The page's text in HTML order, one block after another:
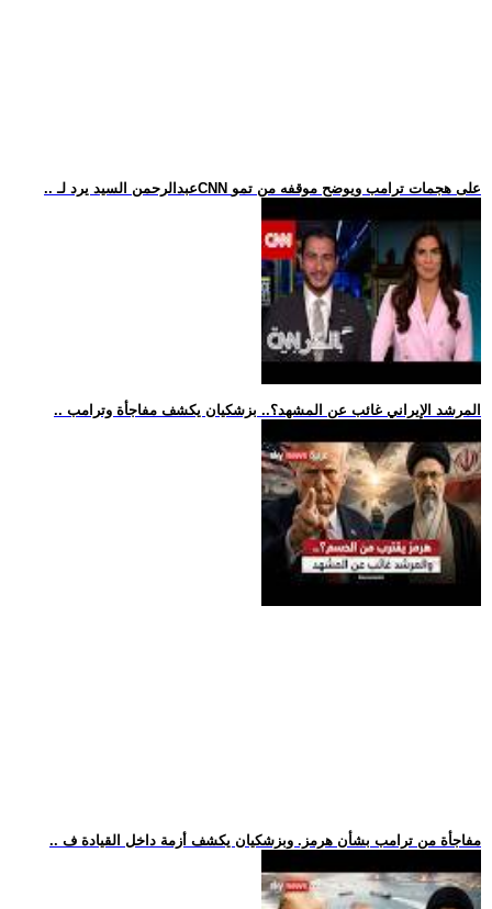
.. عبدالرحمن السيد يرد لـCNN على هجمات ترامب ويوضح موقفه من تمو
.. المرشد الإيراني غائب عن المشهد؟.. بزشكيان يكشف مفاجأة وترامب
.. مفاجأة من ترامب بشأن هرمز. وبزشكيان يكشف أزمة داخل القيادة ف